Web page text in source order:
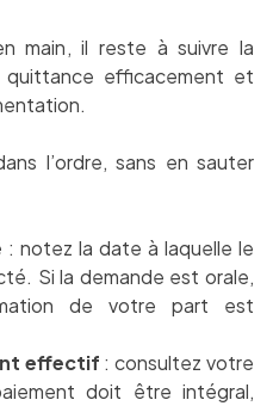
main, il reste à suivre la
quittance efficacement et
l’ordre, sans en sauter
: notez la date à laquelle le
Si la demande est orale,
de votre part est
effectif : consultez votre
doit être intégral,